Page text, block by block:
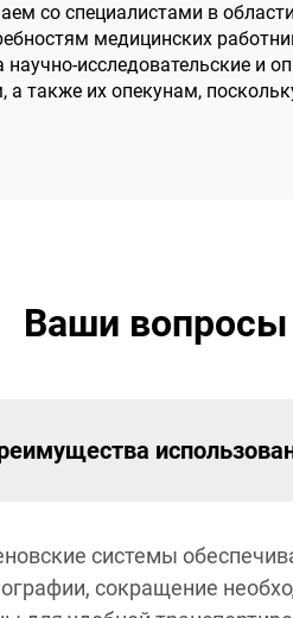
со специалистами в
медицинских
исследовательские и
а также их опекунам,
Ваши вопросы
системы
сокращение